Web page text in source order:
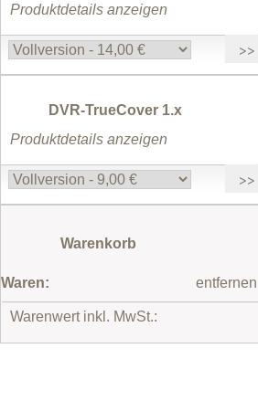
Produktdetails anzeigen
DVR-TrueCover 1.x
Produktdetails anzeigen
Warenkorb
Waren: entfernen
Warenwert inkl. MwSt.: